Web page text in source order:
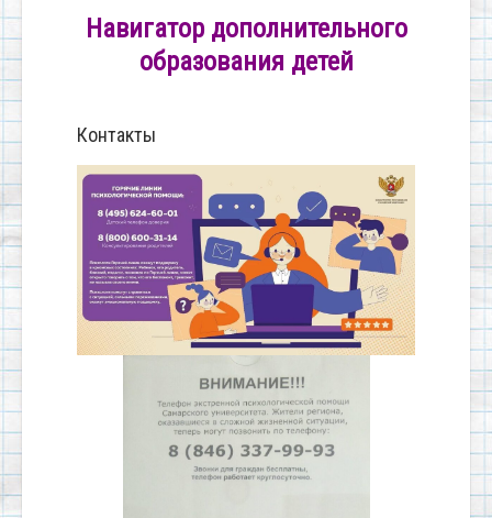
Навигатор дополнительного
образования детей
Контакты